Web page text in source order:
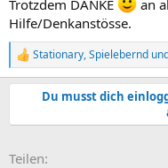
Trotzdem DANKE
an
Hilfe/Denkanstösse.
R
e
a
i
n
Stationary,Spielebernd
Du musst dich
Teilen: